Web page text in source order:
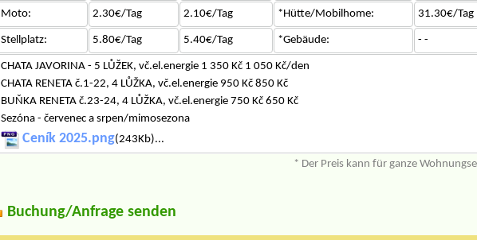
Moto: 2.30€/Tag 2.10€/Tag *Hütte/Mobilhome: 31.30€/Tag
Stellplatz: 5.80€/Tag 5.40€/Tag *Gebäude: - -
CHATA JAVORINA - 5 LŮŽEK, vč.el.energie 1 350 Kč 1 050 Kč/den
CHATA RENETA č.1-22, 4 LŮŽKA, vč.el.energie 950 Kč 850 Kč
BUŇKA RENETA č.23-24, 4 LŮŽKA, vč.el.energie 750 Kč 650 Kč
Sezóna - červenec a srpen/mimosezona
Ceník 2025.png(243Kb)...
* Der Preis kann für ganze
Buchung/Anfrage senden